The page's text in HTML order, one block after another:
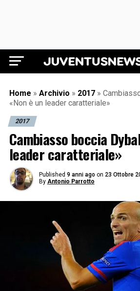
Juventus News
Home » Archivio » 2017 »
«Non è un leader caratteriale»
2017
Cambiasso boccia
leader caratteriale»
Published 9 anni ago on 23 Ottobre
By Antonio Parrotto